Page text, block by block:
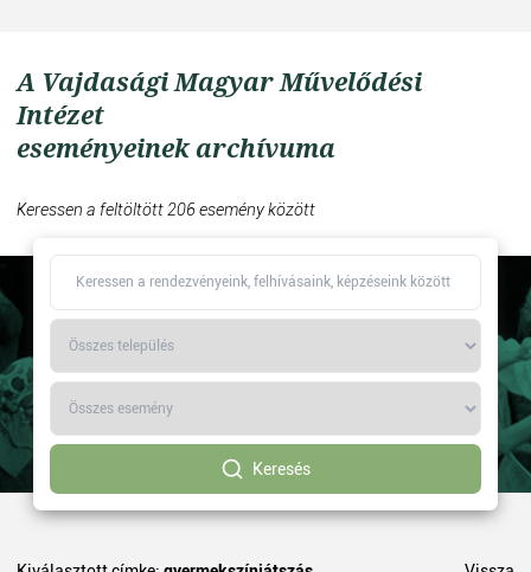
A Vajdasági Magyar Művelődési
Intézet
eseményeinek archívuma
Keressen a feltöltött 206 esemény között
Keresés